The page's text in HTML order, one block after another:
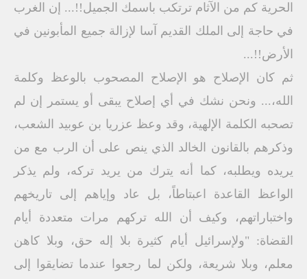
الحرية كم من الآثام ترتكب باسمك الجميل!!... إن الغرب
في حاجة إلى الملك القديم آسا لإزالة جميع المأبونين في
الأرض!!...
ثم كان الإصلاح هو الإصلاح المصحوب بالوعظ وكلمة
الله،... ونحن نشك في أي إصلاح يبقى أو يستمر إن لم
تصحبه الكلمة الإلهية، وقد وعظ عزريا بن عوبيد الشعب،
وذكرهم بالقانون الخالد الذي ينص على أن الرب مع من
يريده ويطلبه، كما أنه يترك من يريد تركه، ولم يذكر
الواعظ القاعدة اعبتاطاً، بل عاد وإياهم إلى تاريخهم
واختباراتهم، وكيف أن الله تركهم مرات متعددة أيام
القضاة: "ولإسرائيل أيام كثيرة بلا إله حق، وبلا كاهن
معلم، وبلا شريعة، ولكن لما رجعوا عندما تضايقوا إلى